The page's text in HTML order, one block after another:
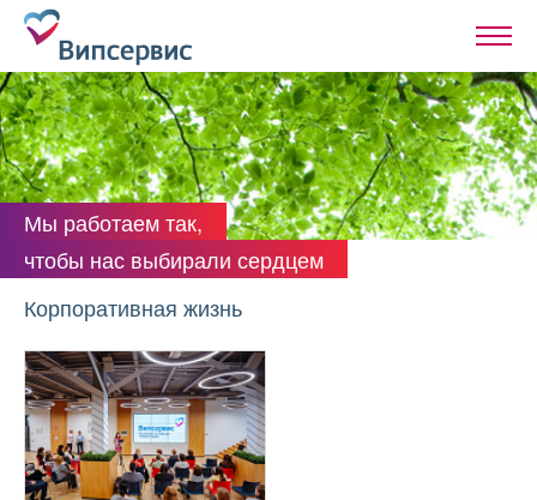
Мы работаем так,
чтобы нас выбирали сердцем
Корпоративная жизнь